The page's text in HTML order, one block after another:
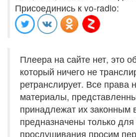
Присоединись к vo-radio:
Плеера на сайте нет, это
который ничего не
ретранслирует. Все права
материалы,
принадлежат их законным
предназначены только
прослушивания просим